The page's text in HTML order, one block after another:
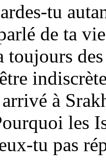
tu
de ta
à
les
tu pas